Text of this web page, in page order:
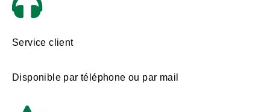
Service client
Disponible par téléphone ou par mail